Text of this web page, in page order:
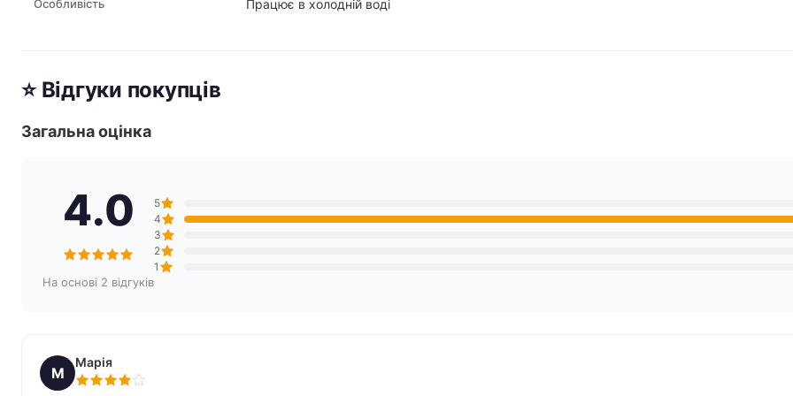
Особливість Працює в холодній воді
⭐ Відгуки покупців
Загальна оцінка
4.0
На основі 2 відгуків
5
4
3
2
1
М
Марія